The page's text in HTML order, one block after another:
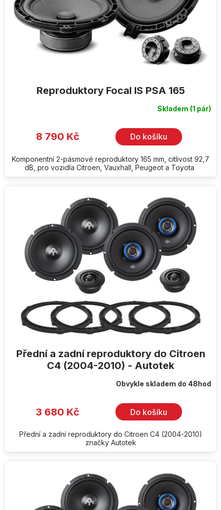
Reproduktory Focal IS PSA 165
Skladem (1 pár)
8 790 Kč Do košíku
Komponentní 2-pásmové reproduktory 165 mm, citlivost 92,7
dB, pro vozidla Citroen, Vauxhall, Peugeot a Toyota
Přední a zadní reproduktory do Citroen
C4 (2004-2010) - Autotek
Obvykle skladem do 48hod
3 680 Kč Do košíku
Přední a zadní reproduktory do Citroen C4 (2004-2010)
značky Autotek